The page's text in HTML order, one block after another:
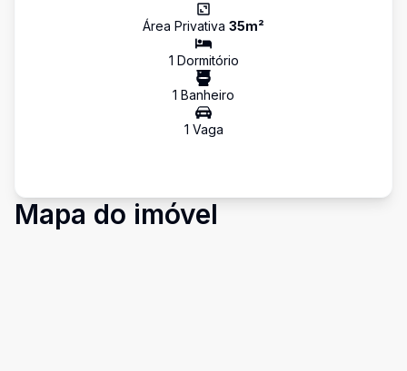
Área Privativa 35m²
1 Dormitório
1 Banheiro
1 Vaga
Mapa do imóvel